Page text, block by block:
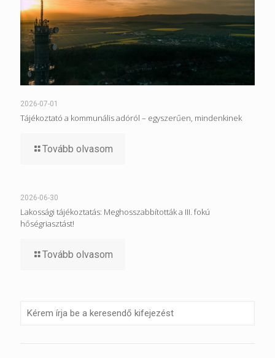
2026-07-01
Tájékoztató a kommunális adóról – egyszerűen, mindenkinek
Tovább olvasom
2026-06-30
Lakossági tájékoztatás: Meghosszabbították a III. fokú
hőségriasztást!
Tovább olvasom